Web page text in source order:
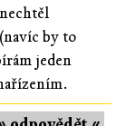
by to
jeden